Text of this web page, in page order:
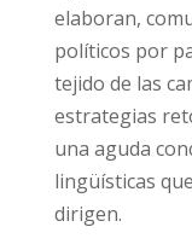
elaboran,
políticos por
tejido de las
estrategias
una aguda
lingüísticas
dirigen.